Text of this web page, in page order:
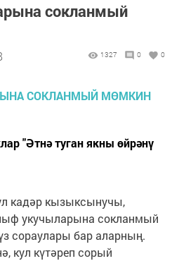
сокланмый
1327 0 0
"Әтнә туган якны өйрәнү
кадәр кызыксынучы,
укучыларына сокланмый
сораулары бар аларның.
кул күтәреп сорый